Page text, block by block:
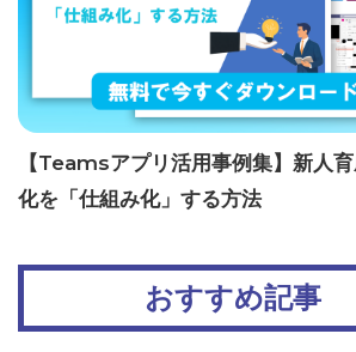
【Teamsアプリ活用事例集】新人
化を「仕組み化」する方法
おすすめ記事